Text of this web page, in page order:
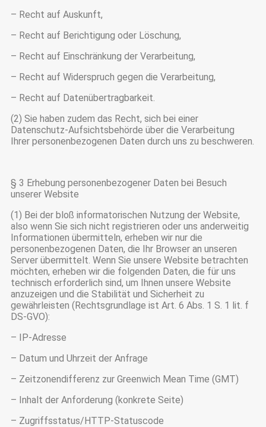
– Recht auf Auskunft,
– Recht auf Berichtigung oder Löschung,
– Recht auf Einschränkung der Verarbeitung,
– Recht auf Widerspruch gegen die Verarbeitung,
– Recht auf Datenübertragbarkeit.
(2) Sie haben zudem das Recht, sich bei einer
Datenschutz-Aufsichtsbehörde über die Verarbeitung
Ihrer personenbezogenen Daten durch uns zu beschweren.
§ 3 Erhebung personenbezogener Daten bei Besuch
unserer Website
(1) Bei der bloß informatorischen Nutzung der Website,
also wenn Sie sich nicht registrieren oder uns anderweitig
Informationen übermitteln, erheben wir nur die
personenbezogenen Daten, die Ihr Browser an unseren
Server übermittelt. Wenn Sie unsere Website betrachten
möchten, erheben wir die folgenden Daten, die für uns
technisch erforderlich sind, um Ihnen unsere Website
anzuzeigen und die Stabilität und Sicherheit zu
gewährleisten (Rechtsgrundlage ist Art. 6 Abs. 1 S. 1 lit. f
DS-GVO):
– IP-Adresse
– Datum und Uhrzeit der Anfrage
– Zeitzonendifferenz zur Greenwich Mean Time (GMT)
– Inhalt der Anforderung (konkrete Seite)
– Zugriffsstatus/HTTP-Statuscode